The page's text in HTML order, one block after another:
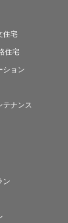
住宅
住宅
ション
テナンス
ン